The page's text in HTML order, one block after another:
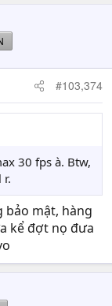
#103,374
30 fps à. Btw,
r.
bảo mật, hàng
kể đợt nọ đưa